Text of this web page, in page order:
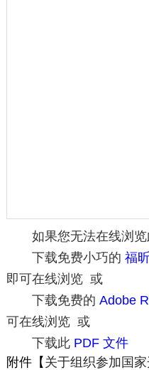
如果您无法在线浏
下载免费小巧的 福
即可在线浏览 或
下载免费的 Adobe
可在线浏览 或
下载此 PDF 文件
附件【 关于组织参加国